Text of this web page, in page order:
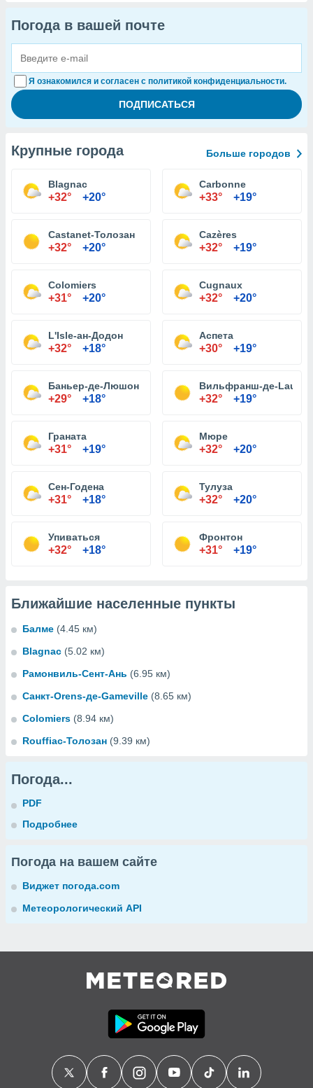
Погода в вашей почте
Я ознакомился и согласен с политикой конфиденциальности.
Крупные города Больше городов
Blagnac
+32° +20°
Carbonne
+33° +19°
Castanet-Толозан
+32° +20°
Cazères
+32° +19°
Colomiers
+31° +20°
Cugnaux
+32° +20°
L'Isle-ан-Додон
+32° +18°
Аспета
+30° +19°
Баньер-де-Люшон
+29° +18°
Вильфранш-де-
+32° +19°
Граната
+31° +19°
Мюре
+32° +20°
Сен-Годена
+31° +18°
Тулуза
+32° +20°
Упиваться
+32° +18°
Фронтон
+31° +19°
Ближайшие населенные пункты
Балме (4.45 км)
Blagnac (5.02 км)
Рамонвиль-Сент-Ань (6.95 км)
Санкт-Orens-де-Gameville (8.65 км)
Colomiers (8.94 км)
Rouffiac-Толозан (9.39 км)
Погода...
PDF
Подробнее
Погода на вашем сайте
Виджет погода.com
Метеорологический API